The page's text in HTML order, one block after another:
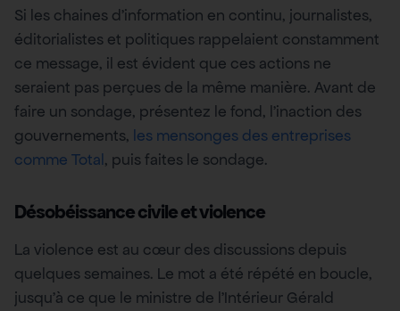
Si les chaines d’information en continu, journalistes,
éditorialistes et politiques rappelaient constamment
ce message, il est évident que ces actions ne
seraient pas perçues de la même manière. Avant de
faire un sondage, présentez le fond, l’inaction des
gouvernements, les mensonges des entreprises
comme Total, puis faites le sondage.
Désobéissance civile et violence
La violence est au cœur des discussions depuis
quelques semaines. Le mot a été répété en boucle,
jusqu’à ce que le ministre de l’Intérieur Gérald